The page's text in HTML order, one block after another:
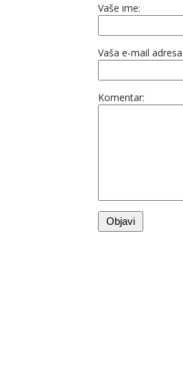
Vaše ime:
Vaša e-mail adresa:
Komentar: